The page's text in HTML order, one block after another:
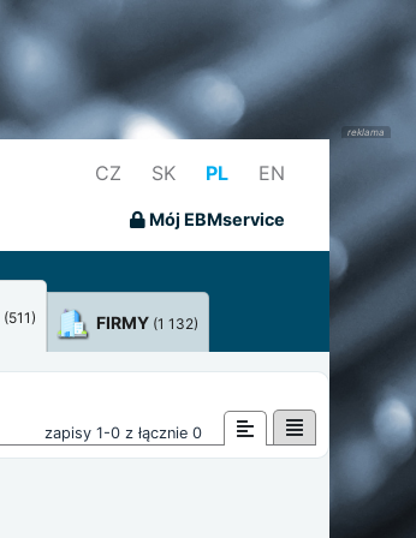
CZ SK PL EN
Mój EBMservice
(511) FIRMY (1 132)
zapisy 1-0 z łącznie 0